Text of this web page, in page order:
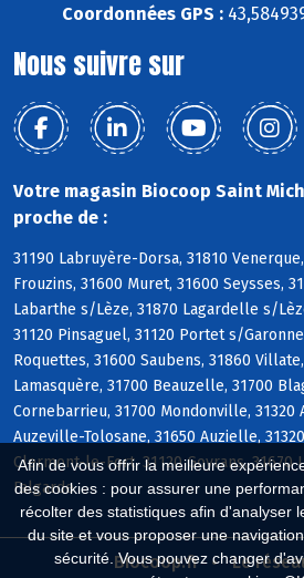
Afin de vous offrir la meilleure
des cookies : pour assurer une
récolter des statistiques afin d'analyser
du site et vous proposer une
sécurité. Vous pouvez changer
Coordonnées GPS :
Nous suivre sur
Votre magasin Biocoop Saint
proche de :
31190 Labruyère-Dorsa, 31810
Frouzins, 31600 Muret, 31600 Seysses,
Labarthe s/Lèze, 31870 Lagardelle s/
31120 Pinsaguel, 31120 Portet s/
Roquettes, 31600 Saubens, 31860
Lamasquère, 31700 Beauzelle, 31700
Cornebarrieu, 31700 Mondonville, 31320
Auzeville-Tolosane, 31650 Auzielle,
Clermont-le-Fort, 31120 Goyrans, 31670
Falgarde
Biocoop.fr Le